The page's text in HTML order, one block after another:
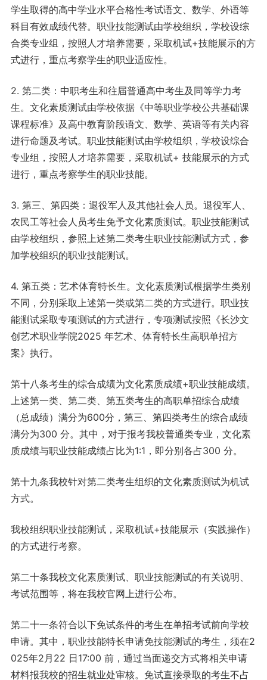
学生取得的高中学业水平合格性考试语文、数学、外语等
科目有效成绩代替。职业技能测试由学校组织，学校设综
合类专业组，按照人才培养需要，采取机试+技能展示的方
式进行，重点考察学生的职业适应性。
2. 第二类：中职考生和往届普通高中考生及同等学力考
生。文化素质测试由学校依据《中等职业学校公共基础课
课程标准》及高中教育阶段语文、数学、英语等有关内容
进行命题及考试。职业技能测试由学校组织，学校设综合
专业组，按照人才培养需要，采取机试+ 技能展示的方式
进行，重点考察学生的职业技能。
3. 第三、第四类：退役军人及其他社会人员。退役军人、
农民工等社会人员考生免予文化素质测试。职业技能测试
由学校组织，参照上述第二类考生职业技能测试方式，参
加学校组织的职业技能测试。
4. 第五类：艺术体育特长生。文化素质测试根据学生类别
不同，分别采取上述第一类或第二类的方式进行。职业技
能测试采取专项测试的方式进行，专项测试按照《长沙文
创艺术职业学院2025 年艺术、体育特长生高职单招方
案》执行。
第十八条考生的综合成绩为文化素质成绩+职业技能成绩。
上述第一类、第二类、第五类考生的高职单招综合成绩
（总成绩）满分为600分，第三、第四类考生的综合成绩
满分为300 分。其中，对于报考我校普通类专业，文化素
质成绩与职业技能成绩占比为1:1，即分别各占300 分。
第十九条我校针对第二类考生组织的文化素质测试为机试
方式。
我校组织职业技能测试，采取机试+技能展示（实践操作）
的方式进行考察。
第二十条我校文化素质测试、职业技能测试的有关说明、
考试范围等，将在我校官网上进行公布。
第二十一条符合以下免试条件的考生在单招考试前向学校
申请。其中，职业技能特长申请免技能测试的考生，须在2
025年2月22 日17:00 前，通过当面递交方式将相关申请
材料报我校的招生就业处审核。免试直接录取的考生不占